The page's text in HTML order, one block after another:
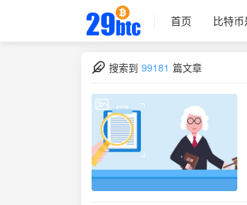
首页 比特
搜索到 99181 篇文章